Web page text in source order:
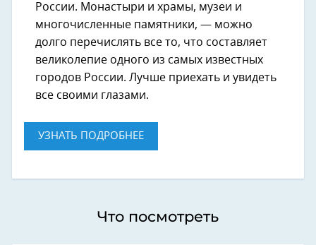
России. Монастыри и храмы, музеи и
многочисленные памятники, — можно
долго перечислять все то, что составляет
великолепие одного из самых известных
городов России. Лучше приехать и увидеть
все своими глазами.
УЗНАТЬ ПОДРОБНЕЕ
Что посмотреть